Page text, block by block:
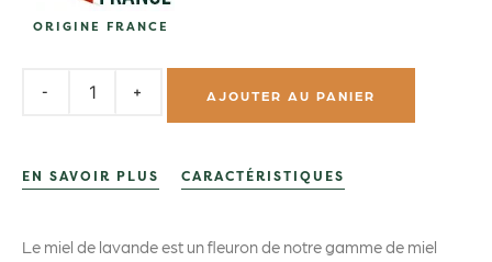
ORIGINE FRANCE
AJOUTER AU PANIER
EN SAVOIR PLUS CARACTÉRISTIQUES
Le miel de lavande est un fleuron de notre gamme de miel